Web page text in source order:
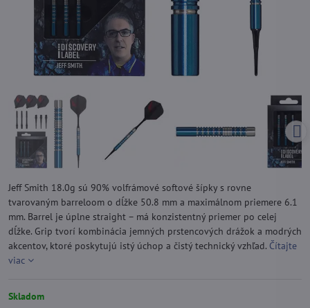
Jeff Smith 18.0g sú 90% volfrámové softové šípky s rovne
tvarovaným barreloom o dĺžke 50.8 mm a maximálnom priemere 6.1
mm. Barrel je úplne straight – má konzistentný priemer po celej
dĺžke. Grip tvorí kombinácia jemných prstencových drážok a modrých
akcentov, ktoré poskytujú istý úchop a čistý technický vzhľad. Čítajte
viac
Skladom